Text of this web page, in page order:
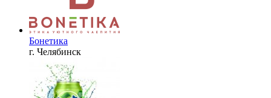
Бонетика
г. Челябинск